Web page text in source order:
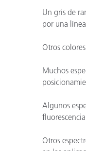
Un gris de
por una
Otros
Muchos
Algunos
Otros